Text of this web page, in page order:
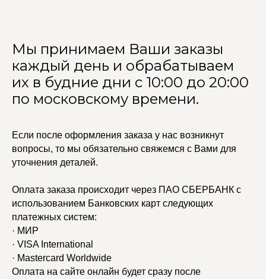
Мы принимаем Ваши заказы
каждый день и обрабатываем
их в будние дни с 10:00 до 20:00
по московскому времени.
Если после оформления заказа у нас возникнут
вопросы, то мы обязательно свяжемся с Вами для
уточнения деталей.
Оплата заказа происходит через ПАО СБЕРБАНК с
использованием Банковских карт следующих
платежных систем:
· МИР
· VISA International
· Mastercard Worldwide
Оплата на сайте онлайн будет сразу после